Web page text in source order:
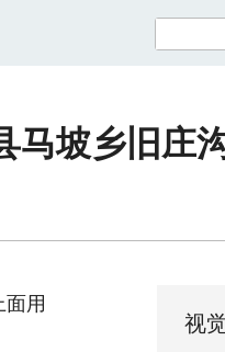
坡乡旧庄
用
视